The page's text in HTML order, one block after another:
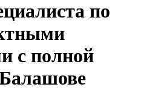
по
с полной